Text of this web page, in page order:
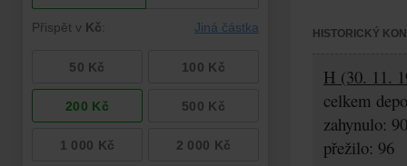
HISTORICKÝ
H (30. 11.
celkem
zahynulo:
přežilo: 96